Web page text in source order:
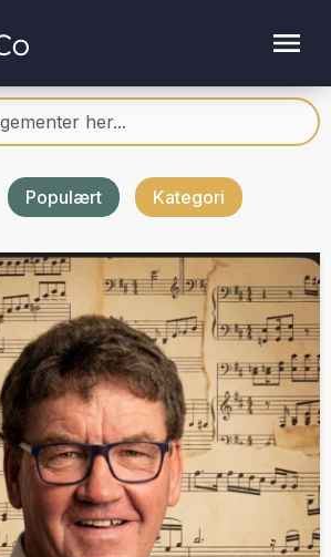
Populært Kategori